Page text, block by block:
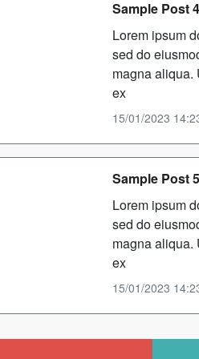
Sample Post 4
Lorem ipsum
sed do
magna aliqua.
ex
15/01/2023
Sample Post 5
Lorem ipsum
sed do
magna aliqua.
ex
15/01/2023